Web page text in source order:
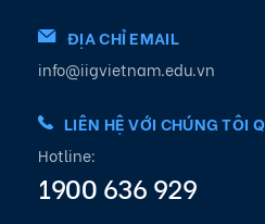
ĐỊA CHỈ EMAIL
info@iigvietnam.edu.vn
LIÊN HỆ VỚI CHÚNG TÔI
Hotline:
1900 636 929